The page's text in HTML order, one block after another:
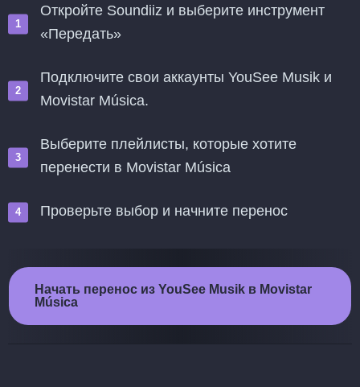
Откройте Soundiiz и выберите инструмент
«Передать»
Подключите свои аккаунты YouSee Musik и
Movistar Música.
Выберите плейлисты, которые хотите
перенести в Movistar Música
Проверьте выбор и начните перенос
Начать перенос из YouSee Musik в Movistar
Música